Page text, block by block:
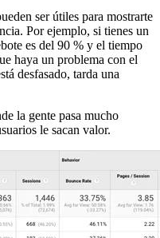
ser útiles para mostrarte
Por ejemplo, si tienes un
es del 90 % y el tiempo
haya un problema con el
desfasado, tarda una
la gente pasa mucho
le sacan valor.